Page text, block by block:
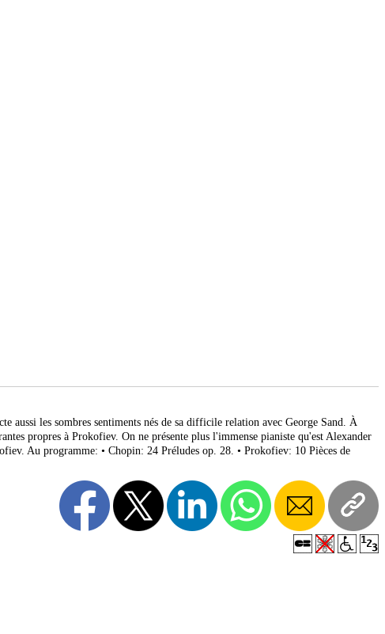
aussi les sombres sentiments nés de sa difficile relation avec George Sand. À
propres à Prokofiev. On ne présente plus l'immense pianiste qu'est Alexander
Au programme: • Chopin: 24 Préludes op. 28. • Prokofiev: 10 Pièces de